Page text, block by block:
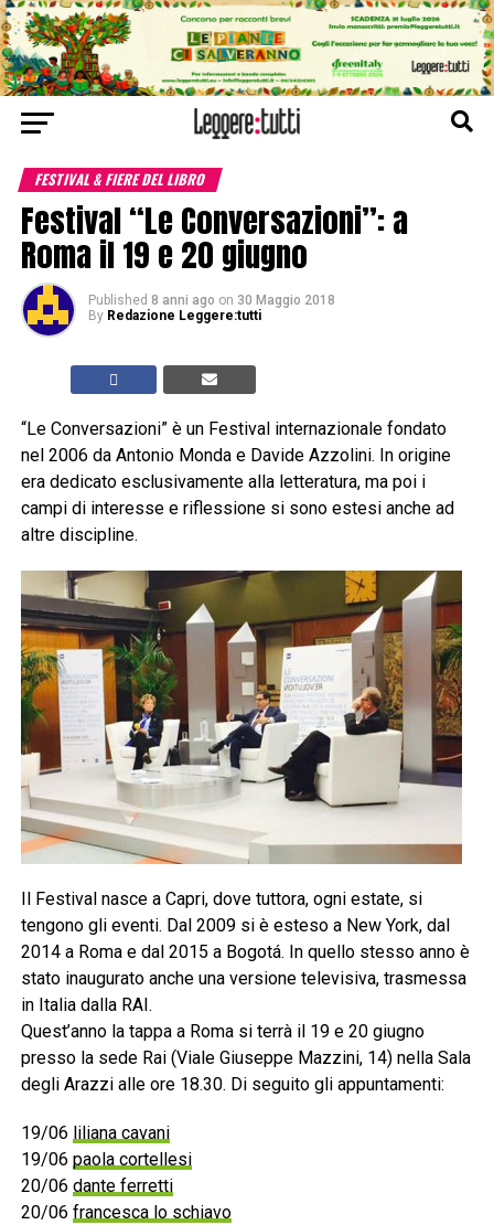
FESTIVAL & FIERE DEL LIBRO
Festival “Le Conversazioni”: a
Roma il 19 e 20 giugno
Published 8 anni ago on 30 Maggio 2018
By Redazione Leggere:tutti
“Le Conversazioni” è un Festival internazionale fondato
nel 2006 da Antonio Monda e Davide Azzolini. In origine
era dedicato esclusivamente alla letteratura, ma poi i
campi di interesse e riflessione si sono estesi anche ad
altre discipline.
Il Festival nasce a Capri, dove tuttora, ogni estate, si
tengono gli eventi. Dal 2009 si è esteso a New York, dal
2014 a Roma e dal 2015 a Bogotá. In quello stesso anno è
stato inaugurato anche una versione televisiva, trasmessa
in Italia dalla RAI.
Quest’anno la tappa a Roma si terrà il 19 e 20 giugno
presso la sede Rai (Viale Giuseppe Mazzini, 14) nella Sala
degli Arazzi alle ore 18.30. Di seguito gli appuntamenti:
19/06 liliana cavani
19/06 paola cortellesi
20/06 dante ferretti
20/06 francesca lo schiavo